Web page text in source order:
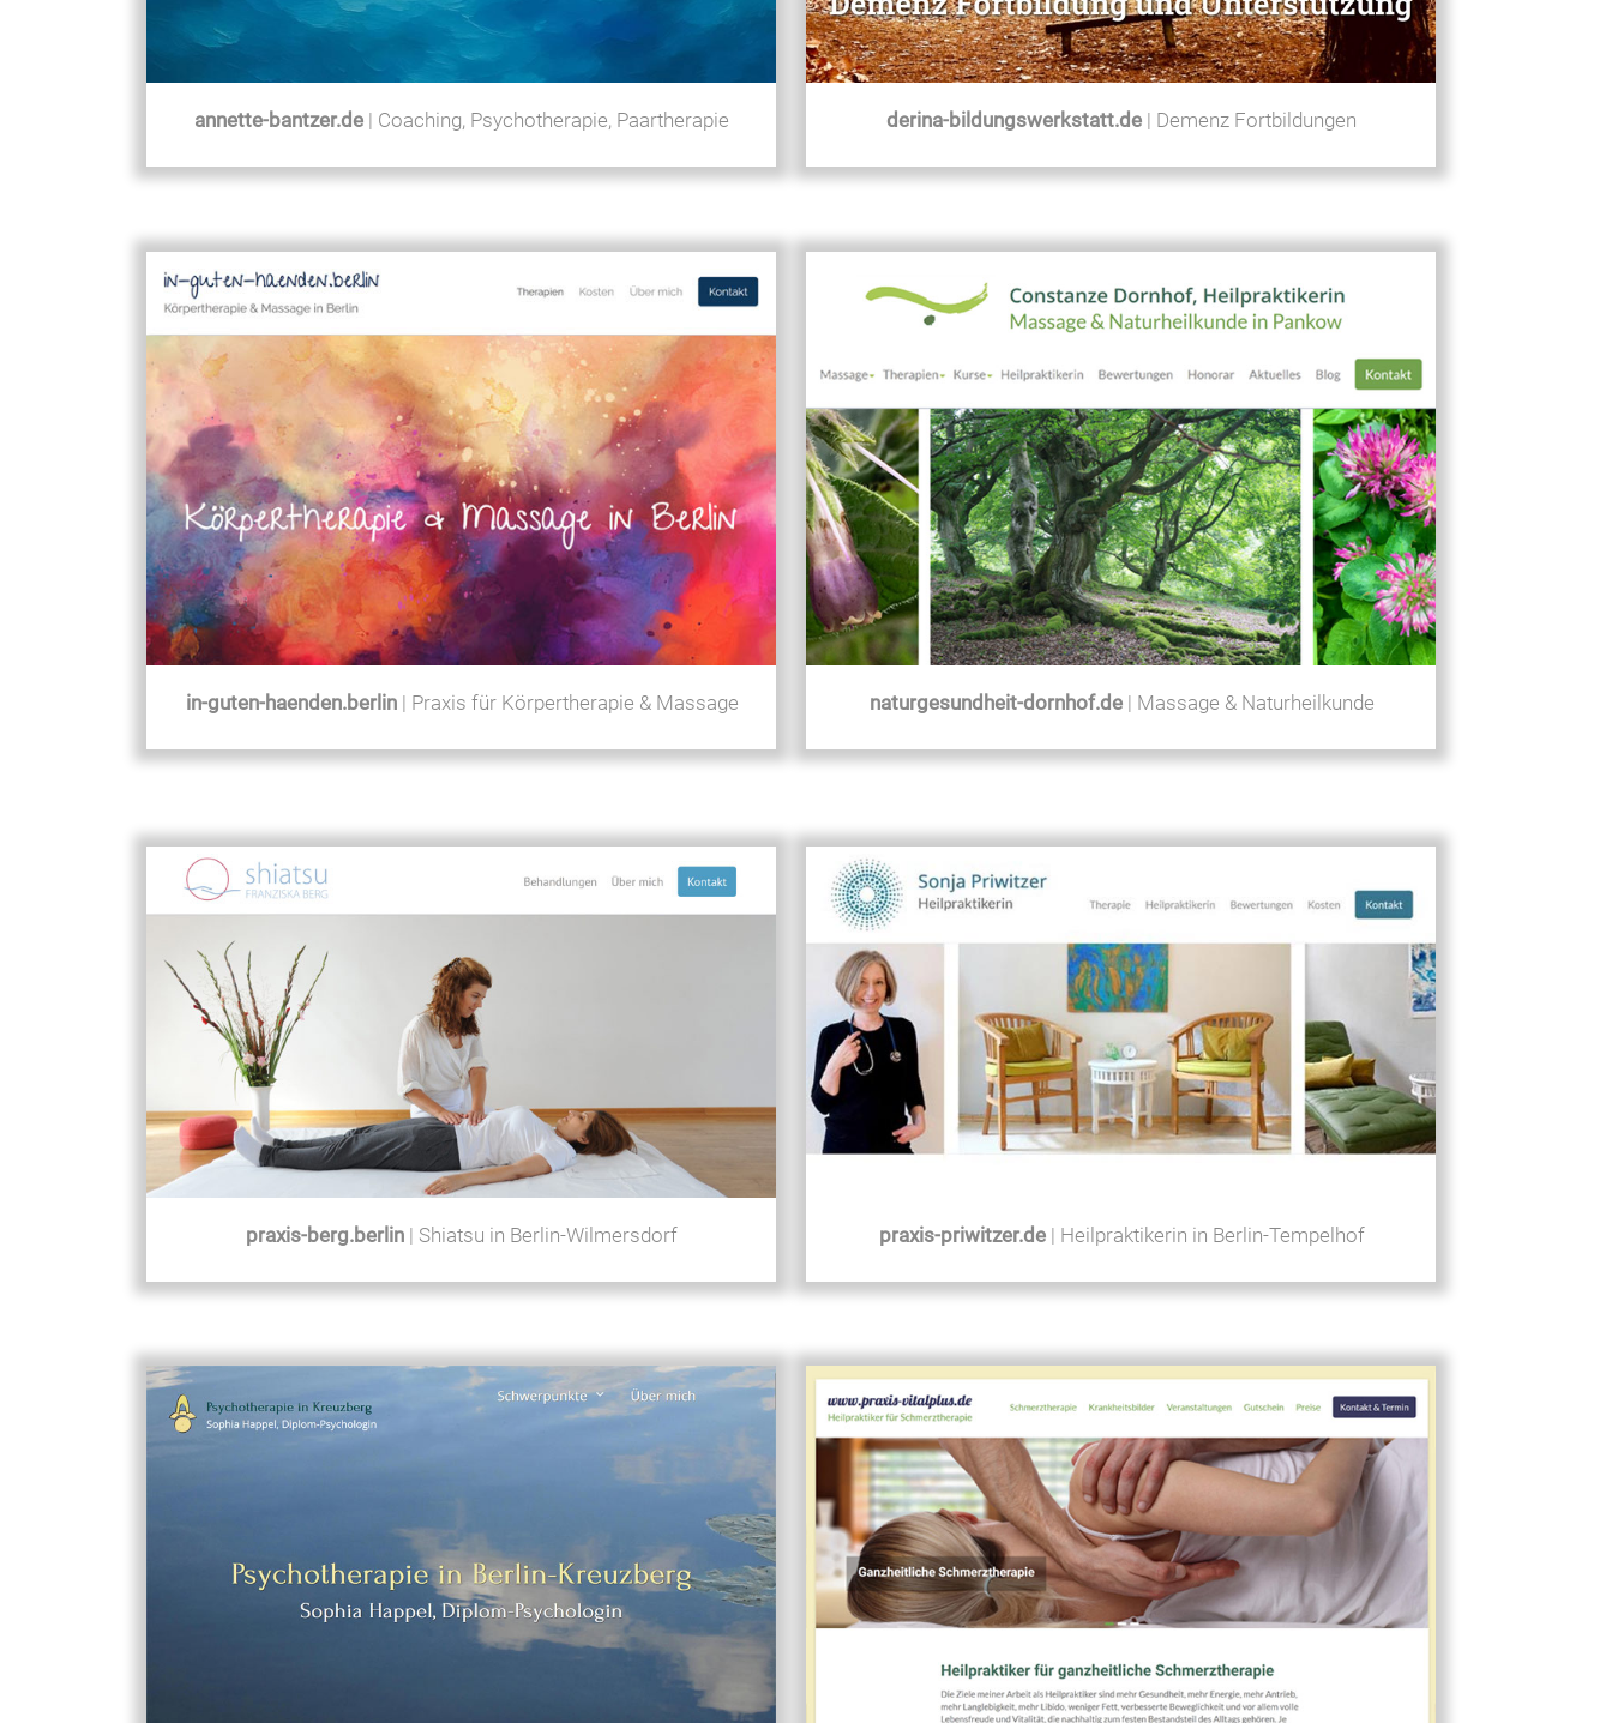
annette-bantzer.de | Coaching, Psychotherapie, Paartherapie derina-bildungswerkstatt.de | Demenz Fortbildungen
in-guten-haenden.berlin | Praxis für Körpertherapie & Massage naturgesundheit-dornhof.de| Massage & Naturheilkunde
praxis-berg.berlin | Shiatsu in Berlin-Wilmersdorf praxis-priwitzer.de| Heilpraktikerin in Berlin-Tempelhof